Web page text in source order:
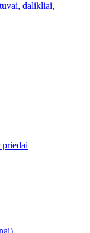
dalikliai,